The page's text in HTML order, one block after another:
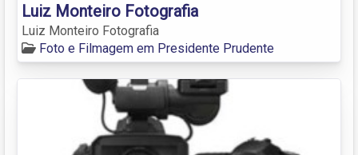
Luiz Monteiro Fotografia
Luiz Monteiro Fotografia
Foto e Filmagem em Presidente Prudente